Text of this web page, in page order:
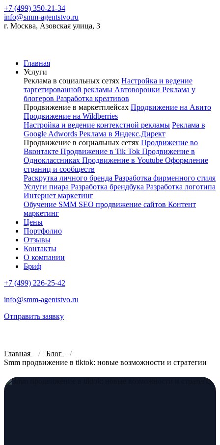
+7 (499) 350-21-34
info@smm-agentstvo.ru
г. Москва, Азовская улица, 3
Главная
Услуги
Реклама в социальных сетях Настройка и ведение
таргетированной рекламы Автоворонки Реклама у
блогеров Разработка креативов
Продвижение в маркетплейсах Продвижение на Авито
Продвижение на Wildberries
Настройка и ведение контекстной рекламы Реклама в
Google Adwords Реклама в Яндекс.Директ
Продвижение в социальных сетях Продвижение во
Вконтакте Продвижение в Tik Tok Продвижение в
Одноклассниках Продвижение в Youtube Оформление
страниц и сообществ
Раскрутка личного бренда Разработка фирменного стиля
Услуги пиара Разработка брендбука Разработка логотипа
Интернет маркетинг
Обучение SMM SEO продвижение сайтов Контент
маркетинг
Цены
Портфолио
Отзывы
Контакты
О компании
Бриф
+7 (499) 226-25-42
info@smm-agentstvo.ru
Отправить заявку
Главная
Блог
Smm продвижение в tiktok: новые возможности и стратегии